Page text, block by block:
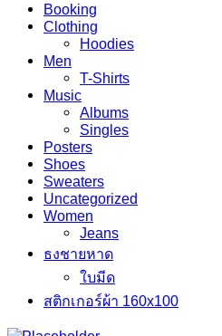
Booking
Clothing
Hoodies
Men
T-Shirts
Music
Albums
Singles
Posters
Shoes
Sweaters
Uncategorized
Women
Jeans
ธงชายหาด
ใบมีด
สติกเกอร์ผ้า 160x100